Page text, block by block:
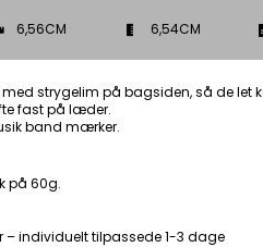
6,56CM 6,54CM
strygelim på bagsiden, så de let
fast på læder.
band mærker.
på 60g.
individuelt tilpassede 1-3 dage